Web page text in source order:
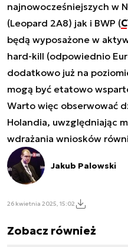
najnowocześniejszych w
(Leopard 2A8) jak i BWP (
będą wyposażone w
hard-kill (odpowiednio
dodatkowo już na
mogą być etatowo
Warto więc obserwować
Holandia, uwzględniając
wdrażania wniosków
Jakub Palowski
26 kwietnia 2025, 15:02
Zobacz również